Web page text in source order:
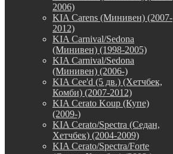
2006)
KIA Carens (Минивен) (2007-
2012)
KIA Carnival/Sedona
(Минивен) (1998-2005)
KIA Carnival/Sedona
(Минивен) (2006-)
KIA Cee'd (5 дв.) (Хетчбек,
Комби) (2007-2012)
KIA Cerato Koup (Купе)
(2009-)
KIA Cerato/Spectra (Седан,
Хетчбек) (2004-2009)
KIA Cerato/Spectra/Forte